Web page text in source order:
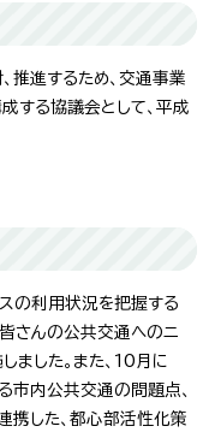
推進するため、交通事業
する協議会として、平成
の利用状況を把握する
さんの公共交通へのニ
ました。また、10月に
市内公共交通の問題点、
携した、都心部活性化策